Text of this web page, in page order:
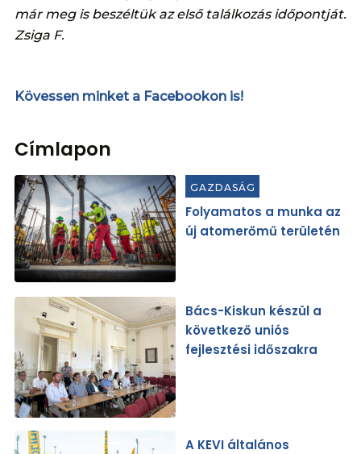
már meg is beszéltük az első találkozás időpontját.
Zsiga F.
Kövessen minket a Facebookon is!
Címlapon
GAZDASÁG
Folyamatos a munka az
új atomerőmű területén
Bács-Kiskun készül a
következő uniós
fejlesztési időszakra
A KEVI általános